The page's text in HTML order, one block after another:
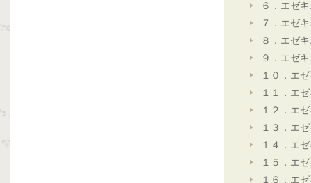
６．エゼ
７．エゼ
８．エゼ
９．エゼ
１０．エ
１１．エ
１２．エ
１３．エ
１４．エ
１５．エ
１６．エ